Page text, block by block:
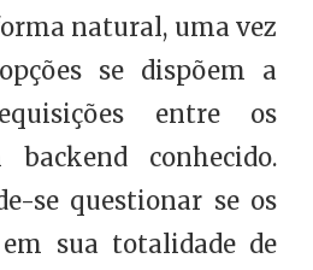
natural, uma vez
se dispõem a
entre os
conhecido.
se questionar se os
sua totalidade de